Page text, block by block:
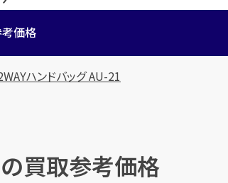
考価格
ハンドバッグ AU-21
の買取参考価格